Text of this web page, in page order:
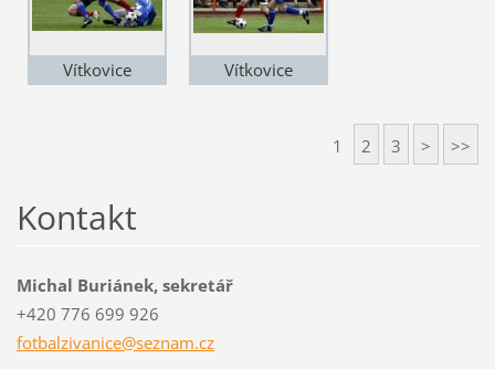
Vítkovice Vítkovice
1 2 3 > >>
Kontakt
Michal Buriánek, sekretář
+420 776 699 926
fotbalzivanice@seznam.cz